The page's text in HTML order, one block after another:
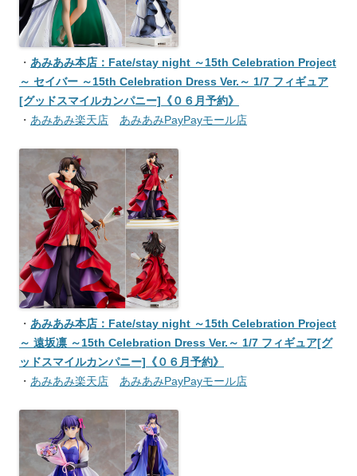
・ あみあみ本店：Fate/stay night ～15th Celebration Project
～ セイバー ～15th Celebration Dress Ver.～ 1/7 フィギュア
[グッドスマイルカンパニー]《０６月予約》
・ あみあみ楽天店 あみあみPayPayモール店
・ あみあみ本店：Fate/stay night ～15th Celebration Project
～ 遠坂凛 ～15th Celebration Dress Ver.～ 1/7 フィギュア[グ
ッドスマイルカンパニー]《０６月予約》
・ あみあみ楽天店 あみあみPayPayモール店